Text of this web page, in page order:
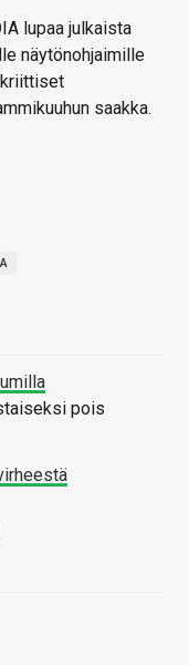
lupaa julkaista
näytönohjaimille
saakka.
pois